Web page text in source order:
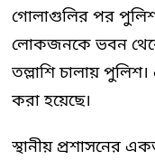
গোলাগুলির পর
লোকজনকে ভবন
তল্লাশি চালায়
করা হয়েছে।
স্থানীয় প্রশাসনের